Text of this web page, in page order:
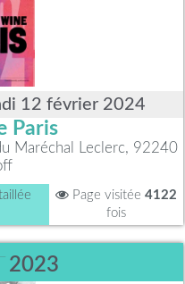
12 février 2024
Paris
Maréchal Leclerc, 92240
Page visitée 4122
fois
2023